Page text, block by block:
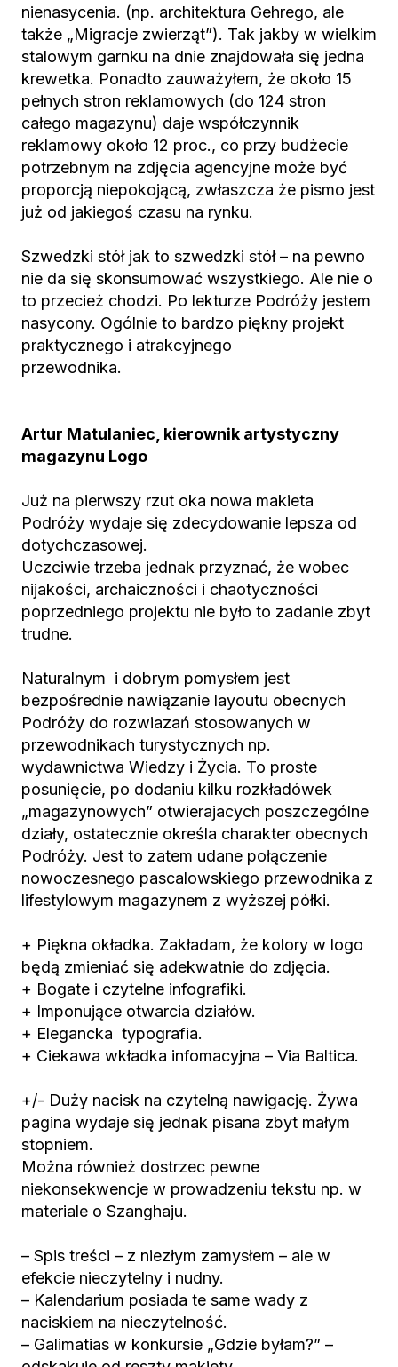
nienasycenia. (np. architektura Gehrego, ale
także „Migracje zwierząt”). Tak jakby w wielkim
stalowym garnku na dnie znajdowała się jedna
krewetka. Ponadto zauważyłem, że około 15
pełnych stron reklamowych (do 124 stron
całego magazynu) daje współczynnik
reklamowy około 12 proc., co przy budżecie
potrzebnym na zdjęcia agencyjne może być
proporcją niepokojącą, zwłaszcza że pismo jest
już od jakiegoś czasu na rynku.
Szwedzki stół jak to szwedzki stół – na pewno
nie da się skonsumować wszystkiego. Ale nie o
to przecież chodzi. Po lekturze Podróży jestem
nasycony. Ogólnie to bardzo piękny projekt
praktycznego i atrakcyjnego
przewodnika.
Artur Matulaniec, kierownik artystyczny
magazynu Logo
Już na pierwszy rzut oka nowa makieta
Podróży wydaje się zdecydowanie lepsza od
dotychczasowej.
Uczciwie trzeba jednak przyznać, że wobec
nijakości, archaiczności i chaotyczności
poprzedniego projektu nie było to zadanie zbyt
trudne.
Naturalnym i dobrym pomysłem jest
bezpośrednie nawiązanie layoutu obecnych
Podróży do rozwiazań stosowanych w
przewodnikach turystycznych np.
wydawnictwa Wiedzy i Życia. To proste
posunięcie, po dodaniu kilku rozkładówek
„magazynowych” otwierajacych poszczególne
działy, ostatecznie określa charakter obecnych
Podróży. Jest to zatem udane połączenie
nowoczesnego pascalowskiego przewodnika z
lifestylowym magazynem z wyższej półki.
+ Piękna okładka. Zakładam, że kolory w logo
będą zmieniać się adekwatnie do zdjęcia.
+ Bogate i czytelne infografiki.
+ Imponujące otwarcia działów.
+ Elegancka typografia.
+ Ciekawa wkładka infomacyjna – Via Baltica.
+/- Duży nacisk na czytelną nawigację. Żywa
pagina wydaje się jednak pisana zbyt małym
stopniem.
Można również dostrzec pewne
niekonsekwencje w prowadzeniu tekstu np. w
materiale o Szanghaju.
– Spis treści – z niezłym zamysłem – ale w
efekcie nieczytelny i nudny.
– Kalendarium posiada te same wady z
naciskiem na nieczytelność.
– Galimatias w konkursie „Gdzie byłam?” –